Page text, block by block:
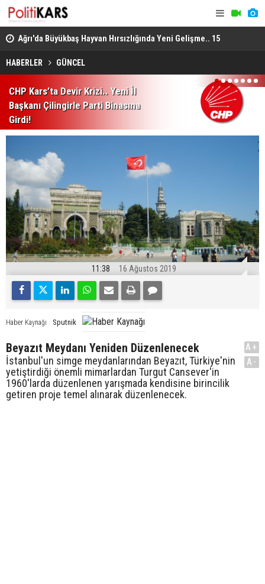
Ağrı'da Büyükbaş Hayvan Hırsızlığında Yeni Gelişme.. 15
Hayvan Doğubayazıt'ta Bulundu!
HABERLER GÜNCEL
CHP Kars’ta Devir Krizi.. Yeni İl
Başkanı Çilingirle Parti Binasına
Girdi!
1 2 3 4 5 6 7
11:38 16 Ağustos 2019
Haber Kaynağı Sputnik
Beyazıt Meydanı Yeniden Düzenlenecek
İstanbul'un simge meydanlarından Beyazıt, Türkiye'nin
yetiştirdiği önemli mimarlardan Turgut Cansever'in
1960'larda düzenlenen yarışmada kendisine birincilik
getiren proje temel alınarak düzenlenecek.
A+
A-